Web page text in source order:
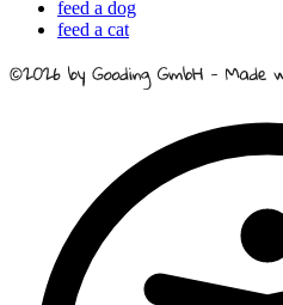
feed a dog
feed a cat